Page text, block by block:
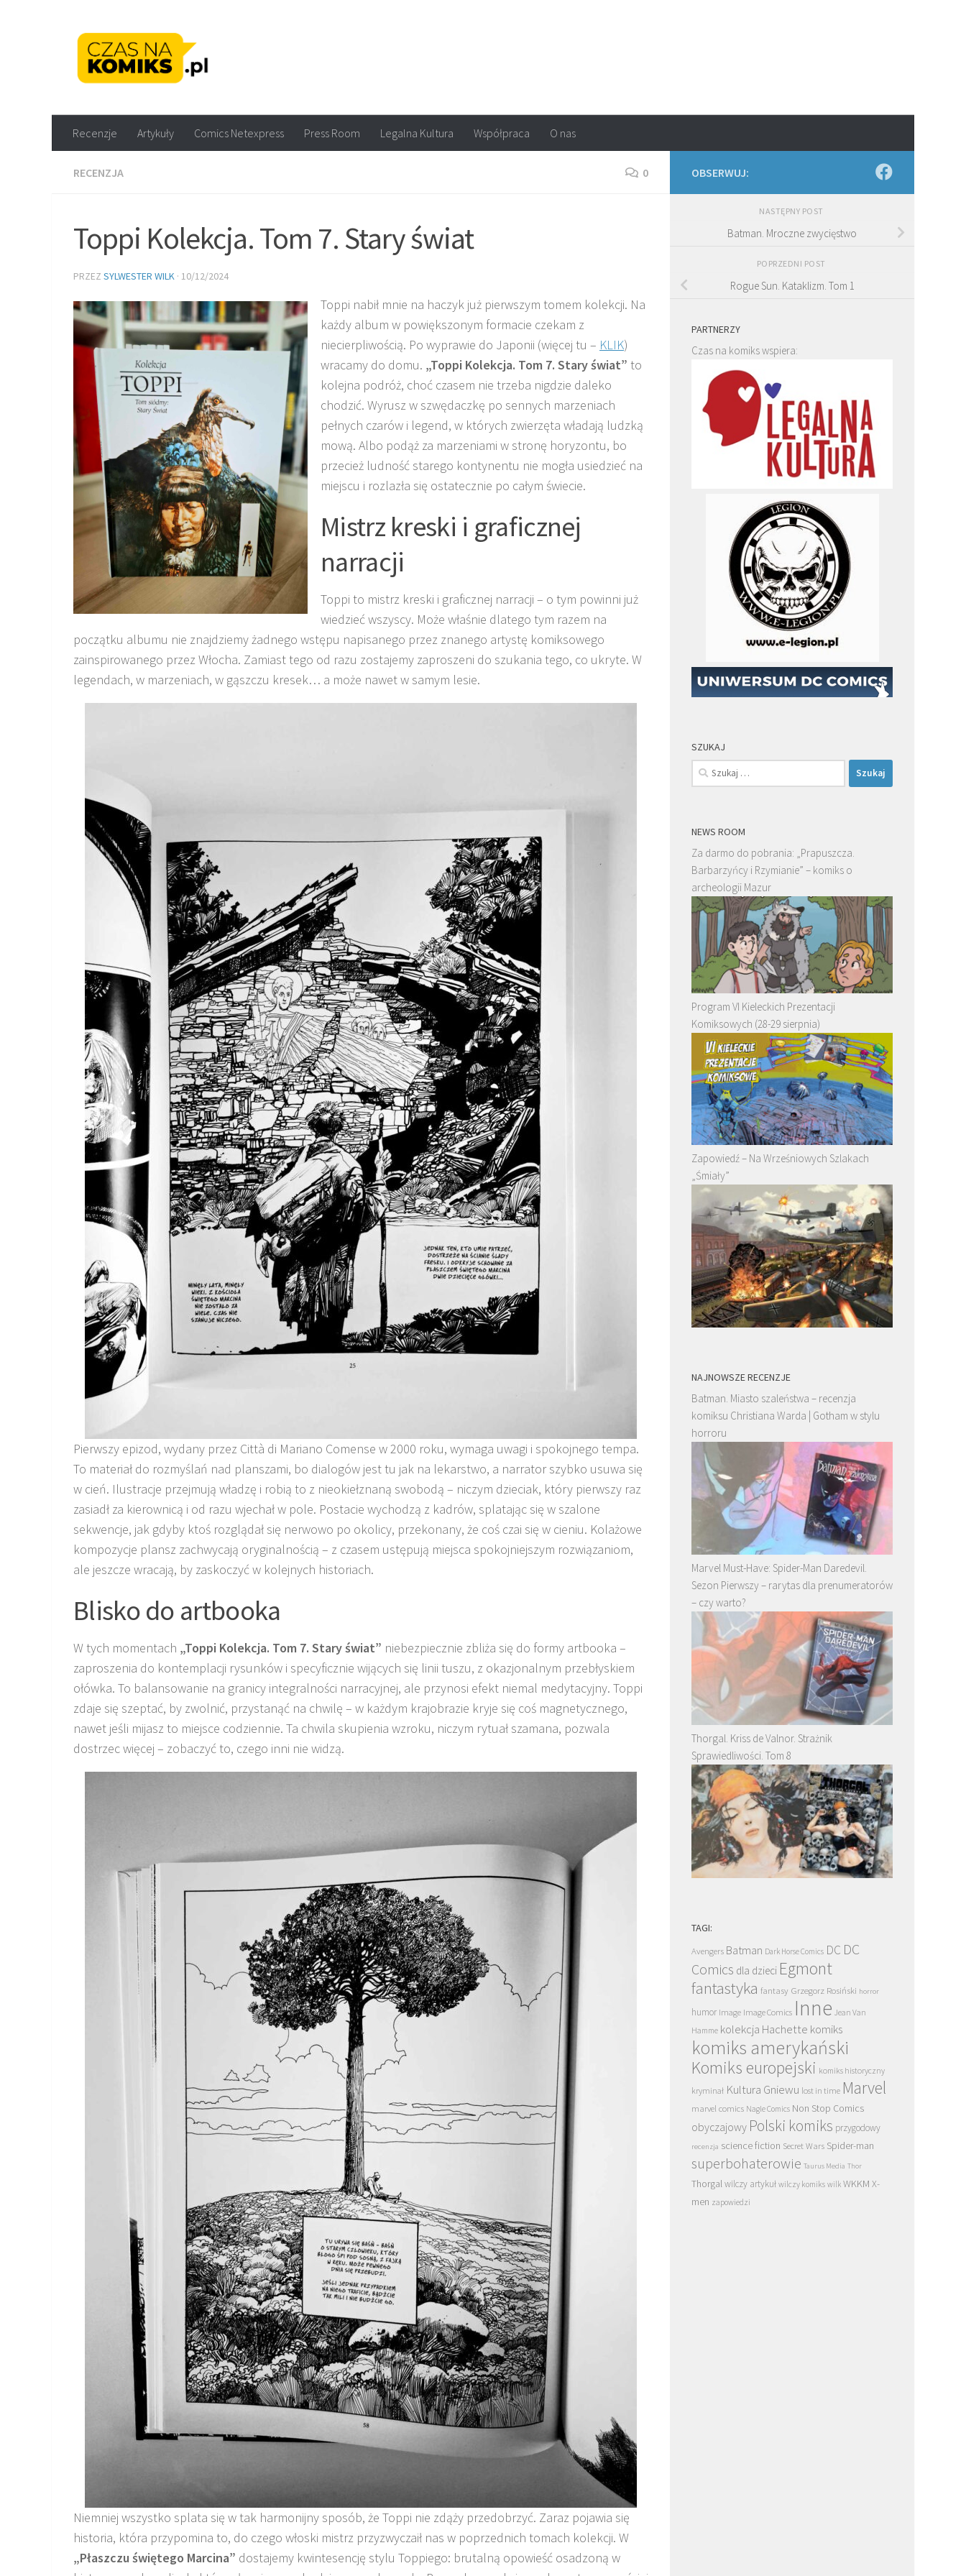
Recenzje Artykuły Comics Netexpress Press Room Legalna Kultura Współpraca O nas
RECENZJA 0
Toppi Kolekcja. Tom 7. Stary świat
PRZEZ SYLWESTER WILK · 10/12/2024
Toppi nabił mnie na haczyk już pierwszym tomem kolekcji. Na
każdy album w powiększonym formacie czekam z
niecierpliwością. Po wyprawie do Japonii (więcej tu – KLIK)
wracamy do domu. „Toppi Kolekcja. Tom 7. Stary świat” to
kolejna podróż, choć czasem nie trzeba nigdzie daleko
chodzić. Wyrusz w szwędaczkę po sennych marzeniach
pełnych czarów i legend, w których zwierzęta władają ludzką
mową. Albo podąż za marzeniami w stronę horyzontu, bo
przecież ludność starego kontynentu nie mogła usiedzieć na
miejscu i rozlazła się ostatecznie po całym świecie.
Mistrz kreski i graficznej
narracji
Toppi to mistrz kreski i graficznej narracji – o tym powinni już
wiedzieć wszyscy. Może właśnie dlatego tym razem na
początku albumu nie znajdziemy żadnego wstępu napisanego przez znanego artystę komiksowego
zainspirowanego przez Włocha. Zamiast tego od razu zostajemy zaproszeni do szukania tego, co ukryte. W
legendach, w marzeniach, w gąszczu kresek… a może nawet w samym lesie.
Pierwszy epizod, wydany przez Città di Mariano Comense w 2000 roku, wymaga uwagi i spokojnego tempa.
To materiał do rozmyślań nad planszami, bo dialogów jest tu jak na lekarstwo, a narrator szybko usuwa się
w cień. Ilustracje przejmują władzę i robią to z nieokiełznaną swobodą – niczym dzieciak, który pierwszy raz
zasiadł za kierownicą i od razu wjechał w pole. Postacie wychodzą z kadrów, splatając się w szalone
sekwencje, jak gdyby ktoś rozglądał się nerwowo po okolicy, przekonany, że coś czai się w cieniu. Kolażowe
kompozycje plansz zachwycają oryginalnością – z czasem ustępują miejsca spokojniejszym rozwiązaniom,
ale jeszcze wracają, by zaskoczyć w kolejnych historiach.
Blisko do artbooka
W tych momentach „Toppi Kolekcja. Tom 7. Stary świat” niebezpiecznie zbliża się do formy artbooka –
zaproszenia do kontemplacji rysunków i specyficznie wijących się linii tuszu, z okazjonalnym przebłyskiem
ołówka. To balansowanie na granicy integralności narracyjnej, ale przynosi efekt niemal medytacyjny. Toppi
zdaje się szeptać, by zwolnić, przystanąć na chwilę – w każdym krajobrazie kryje się coś magnetycznego,
nawet jeśli mijasz to miejsce codziennie. Ta chwila skupienia wzroku, niczym rytuał szamana, pozwala
dostrzec więcej – zobaczyć to, czego inni nie widzą.
Niemniej wszystko splata się w tak harmonijny sposób, że Toppi nie zdąży przedobrzyć. Zaraz pojawia się
historia, która przypomina to, do czego włoski mistrz przyzwyczaił nas w poprzednich tomach kolekcji. W
„Płaszczu świętego Marcina” dostajemy kwintesencję stylu Toppiego: brutalną opowieść osadzoną w
OBSERWUJ:
NASTĘPNY POST
Batman. Mroczne zwycięstwo
POPRZEDNI POST
Rogue Sun. Kataklizm. Tom 1
PARTNERZY
Czas na komiks wspiera:
SZUKAJ
Szukaj:
NEWS ROOM
Za darmo do pobrania: „Prapuszcza.
Barbarzyńcy i Rzymianie” – komiks o
archeologii Mazur
Program VI Kieleckich Prezentacji
Komiksowych (28-29 sierpnia)
Zapowiedź – Na Wrześniowych Szlakach
„Śmiały”
NAJNOWSZE RECENZJE
Batman. Miasto szaleństwa – recenzja
komiksu Christiana Warda | Gotham w stylu
horroru
Marvel Must-Have: Spider-Man Daredevil.
Sezon Pierwszy – rarytas dla prenumeratorów
– czy warto?
Thorgal. Kriss de Valnor. Strażnik
Sprawiedliwości. Tom 8
TAGI:
Avengers Batman Dark Horse Comics DC DC
Comics dla dzieci Egmont
fantastyka fantasy Grzegorz Rosiński horror
humor Image Image Comics Inne Jean Van
Hamme kolekcja Hachette komiks
komiks amerykański
Komiks europejski komiks historyczny
kryminał Kultura Gniewu lost in time Marvel
marvel comics Nagle Comics Non Stop Comics
obyczajowy Polski komiks przygodowy
recenzja science fiction Secret Wars Spider-man
superbohaterowie Taurus Media Thor
Thorgalwilczy artykuł wilczy komiks wilk WKKM X-
men zapowiedzi